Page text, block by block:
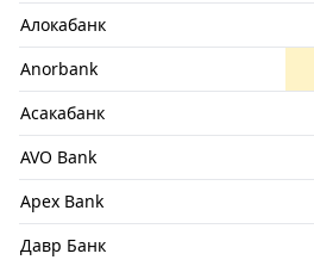
Алокабанк
Anorbank
Асакабанк
AVO Bank
Apex Bank
Давр Банк